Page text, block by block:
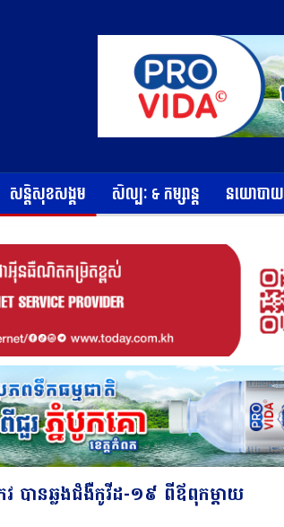
សន្តិសុខសង្គម សិល្បៈ & កម្សាន្ត នយោបាយ
វ បានឆ្លងជំងឺកូវីដ-១៩ ពីឪពុកម្តាយ